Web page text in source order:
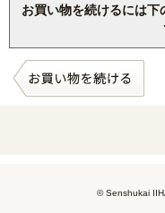
お買い物を続けるには
© Senshukai